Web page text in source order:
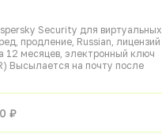
Security для виртуальных
продление, Russian, лицензий
12 месяцев, электронный ключ
Высылается на почту после
₽